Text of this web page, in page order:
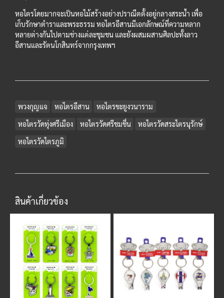
หอไตรโดยมากจะเป็นหอไม้สร้างอย่างปราณีตตั้งอยู่กลางสระน้ำ เพื่อ
เก็บรักษาตำราและพระธรรม หอไตรอีสานมีเอกลักษณ์ที่ความหลาก
หลายต่างกันไปตามช่างแต่ละชุมชน และยังผสมผสานศิลปะทั้งลาว
อีสานและรัตนโกสินทร์จากกรุงเทพฯ
พวงกุญแจ หอไตรอีสาน
หอไตรขะยูงวนาราม
หอไตรวัดทุ่งศรีเมือง
หอไตรวัดศรีชมชื่น
หอไตรวัดสระไตรนุรักษ์
หอไตรวัดไตรภูมิ
สินค้าเกี่ยวข้อง